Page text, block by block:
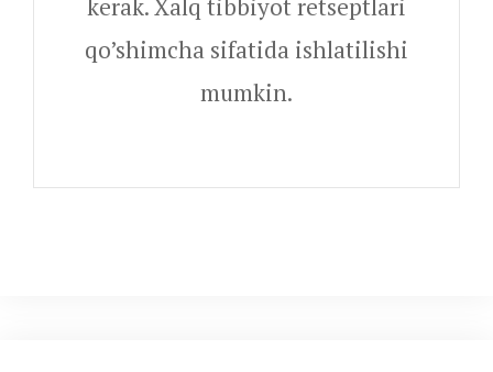
kerak. Xalq tibbiyot retseptlari
qo’shimcha sifatida ishlatilishi
mumkin.